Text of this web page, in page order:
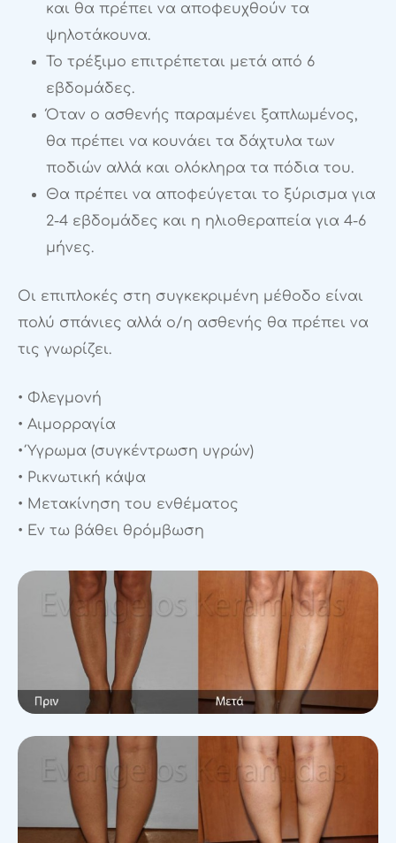
και θα πρέπει να αποφευχθούν τα
ψηλοτάκουνα.
Το τρέξιμο επιτρέπεται μετά από 6
εβδομάδες.
Όταν ο ασθενής παραμένει ξαπλωμένος,
θα πρέπει να κουνάει τα δάχτυλα των
ποδιών αλλά και ολόκληρα τα πόδια του.
Θα πρέπει να αποφεύγεται το ξύρισμα για
2-4 εβδομάδες και η ηλιοθεραπεία για 4-6
μήνες.
Οι επιπλοκές στη συγκεκριμένη μέθοδο είναι
πολύ σπάνιες αλλά ο/η ασθενής θα πρέπει να
τις γνωρίζει.
• Φλεγμονή
• Αιμορραγία
• Ύγρωμα (συγκέντρωση υγρών)
• Ρικνωτική κάψα
• Μετακίνηση του ενθέματος
• Εν τω βάθει θρόμβωση